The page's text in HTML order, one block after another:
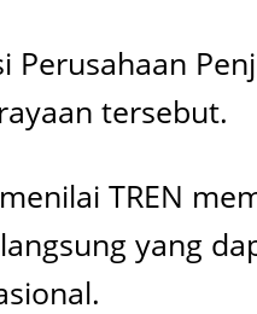
Perusahaan
tersebut.
TREN
yang